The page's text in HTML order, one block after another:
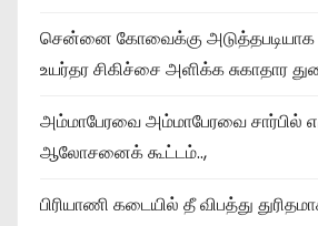
சென்னை கோவைக்கு அடுத்தபடியாக
உயர்தர சிகிச்சை அளிக்க சுகாதார
அம்மாபேரவை அம்மாபேரவை சார்பில்
ஆலோசனைக் கூட்டம்..,
பிரியாணி கடையில் தீ விபத்து